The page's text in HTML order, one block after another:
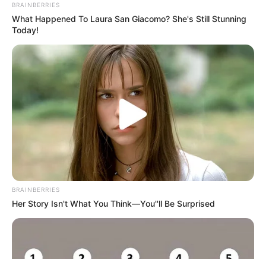
BRAINBERRIES
What Happened To Laura San Giacomo? She's Still Stunning
Today!
BRAINBERRIES
Her Story Isn't What You Think—You''ll Be Surprised